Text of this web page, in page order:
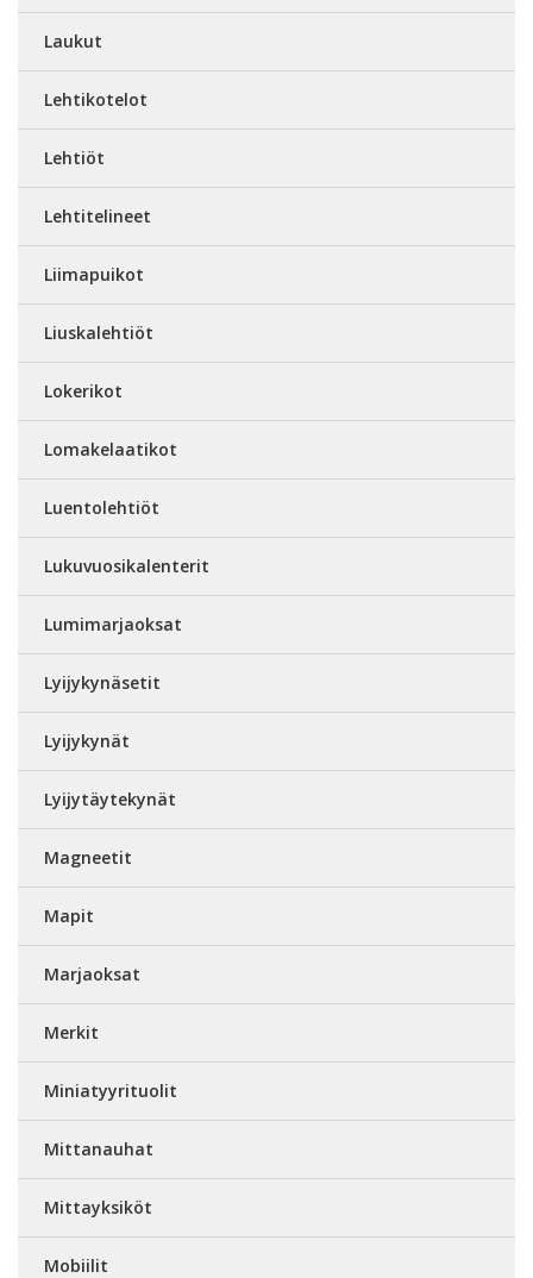
Laukut
Lehtikotelot
Lehtiöt
Lehtitelineet
Liimapuikot
Liuskalehtiöt
Lokerikot
Lomakelaatikot
Luentolehtiöt
Lukuvuosikalenterit
Lumimarjaoksat
Lyijykynäsetit
Lyijykynät
Lyijytäytekynät
Magneetit
Mapit
Marjaoksat
Merkit
Miniatyyrituolit
Mittanauhat
Mittayksiköt
Mobiilit